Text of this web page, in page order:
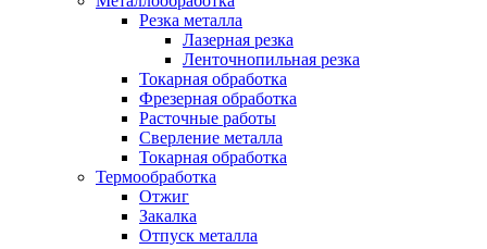
Резка металла
Лазерная резка
Ленточнопильная резка
Токарная обработка
Фрезерная обработка
Расточные работы
Сверление металла
Токарная обработка
Термообработка
Отжиг
Закалка
Отпуск металла